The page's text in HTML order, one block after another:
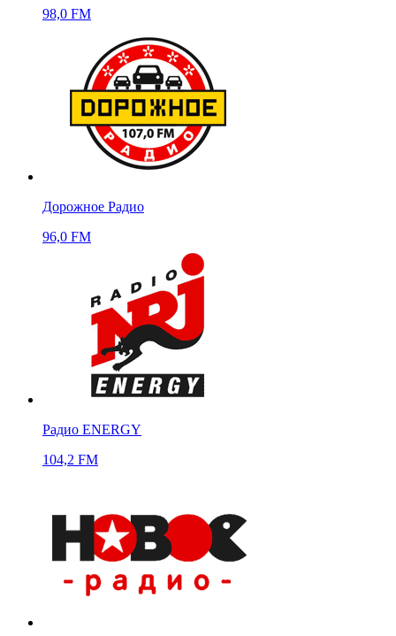
98,0 FM
Дорожное Радио
96,0 FM
Радио ENERGY
104,2 FM